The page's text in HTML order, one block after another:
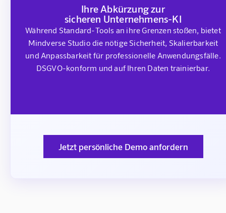
Ihre Abkürzung zur
sicheren Unternehmens-KI
Während Standard-Tools an ihre Grenzen stoßen, bietet
Mindverse Studio die nötige Sicherheit, Skalierbarkeit
und Anpassbarkeit für professionelle Anwendungsfälle.
DSGVO-konform und auf Ihren Daten trainierbar.
Jetzt persönliche Demo anfordern